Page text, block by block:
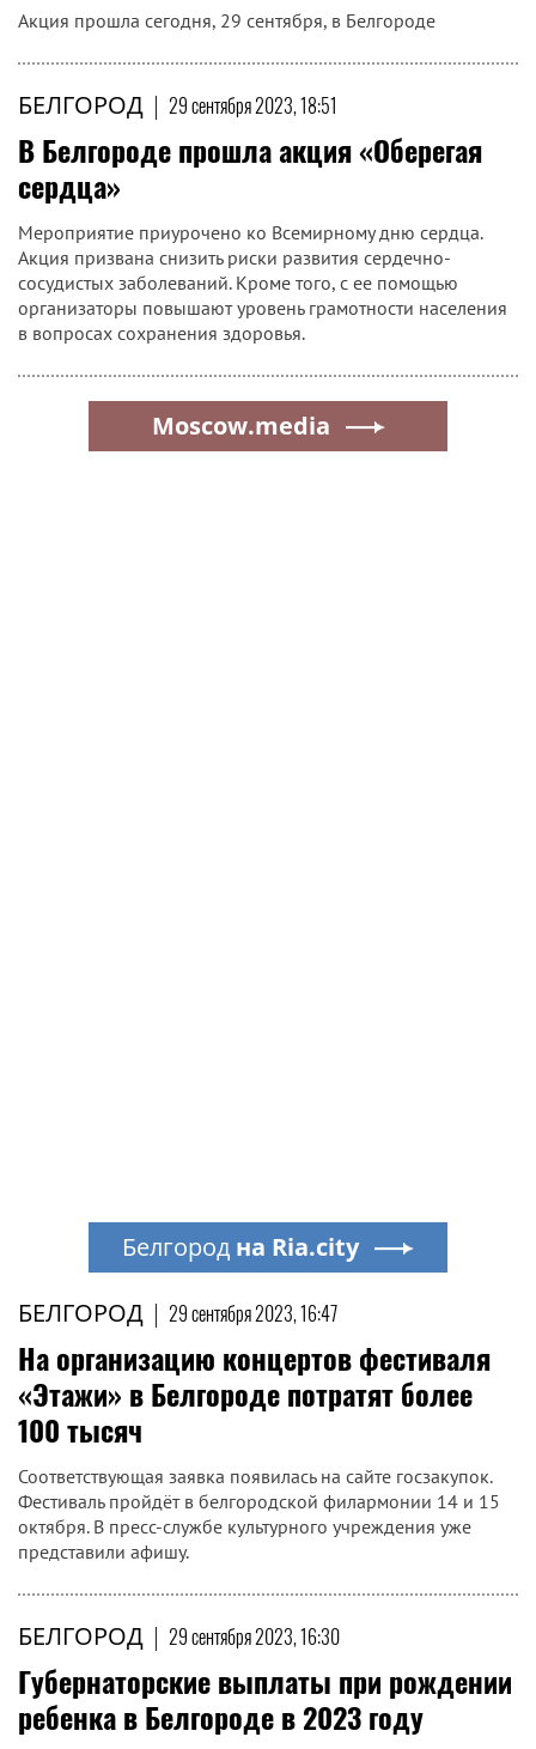
Акция прошла сегодня, 29 сентября, в Белгороде
БЕЛГОРОД | 29 сентября 2023, 18:51
В Белгороде прошла акция «Оберегая
сердца»
Мероприятие приурочено ко Всемирному дню сердца.
Акция призвана снизить риски развития сердечно-
сосудистых заболеваний. Кроме того, с ее помощью
организаторы повышают уровень грамотности населения
в вопросах сохранения здоровья.
БЕЛГОРОД | 29 сентября 2023, 16:47
На организацию концертов фестиваля
«Этажи» в Белгороде потратят более
100 тысяч
Соответствующая заявка появилась на сайте госзакупок.
Фестиваль пройдёт в белгородской филармонии 14 и 15
октября. В пресс-службе культурного учреждения уже
представили афишу.
БЕЛГОРОД | 29 сентября 2023, 16:30
Губернаторские выплаты при рождении
ребенка в Белгороде в 2023 году
Moscow.media
Белгород на Ria.city